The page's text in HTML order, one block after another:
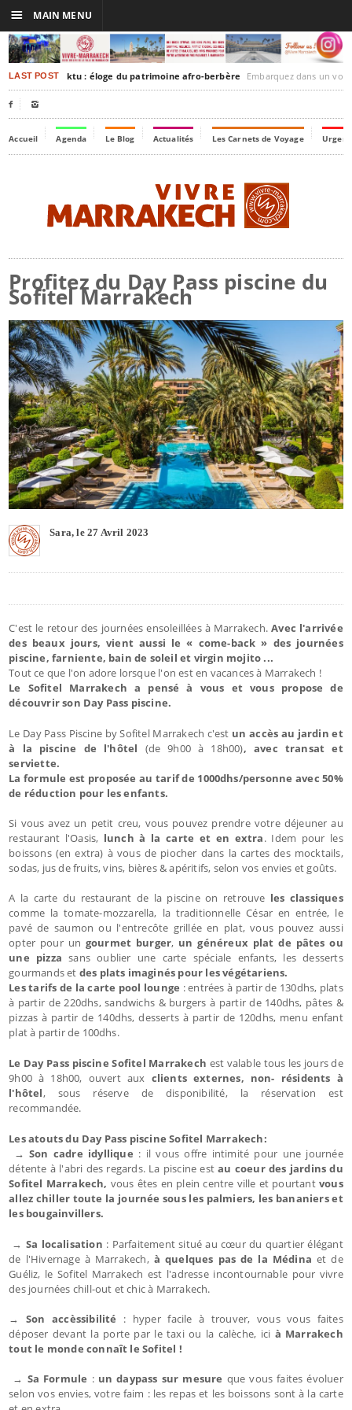
LAST POSTTimbuktu : éloge du patrimoine afro-berbère Embarquez dans un voyage culturel dans le
 
Accueil Agenda Le Blog Actualités Les Carnets de Voyage
Profitez du Day Pass piscine du
Sofitel Marrakech
Sara, le 27 Avril 2023
C'est le retour des journées ensoleillées à Marrakech.Avec l'arrivée
des beaux jours, vient aussi le « come-back » des journées
piscine, farniente, bain de soleil et virgin mojito ...
Tout ce que l'on adore lorsque l'on est en vacances à Marrakech !
Le Sofitel Marrakech a pensé à vous et vous propose de
découvrir son Day Pass piscine.
Le Day Pass Piscine by Sofitel Marrakech c'est un accès au jardin et
à la piscine de l'hôtel (de 9h00 à 18h00), avec transat et
serviette.
La formule est proposée au tarif de 1000dhs/personne avec 50%
de réduction pour les enfants.
Si vous avez un petit creu, vous pouvez prendre votre déjeuner au
restaurant l'Oasis, lunch à la carte et en extra. Idem pour les
boissons (en extra) à vous de piocher dans la cartes des mocktails,
sodas, jus de fruits, vins, bières & apéritifs, selon vos envies et goûts.
A la carte du restaurant de la piscine on retrouve les classiques
comme la tomate-mozzarella, la traditionnelle César en entrée, le
pavé de saumon ou l'entrecôte grillée en plat, vous pouvez aussi
opter pour un gourmet burger, un généreux plat de pâtes ou
une pizza sans oublier une carte spéciale enfants, les desserts
gourmands et des plats imaginés pour les végétariens.
Les tarifs de la carte pool lounge : entrées à partir de 130dhs, plats
à partir de 220dhs, sandwichs & burgers à partir de 140dhs, pâtes &
pizzas à partir de 140dhs, desserts à partir de 120dhs, menu enfant
plat à partir de 100dhs.
Le Day Pass piscine Sofitel Marrakech est valable tous les jours de
9h00 à 18h00, ouvert aux clients externes, non- résidents à
l'hôtel, sous réserve de disponibilité, la réservation est
recommandée.
Les atouts du Day Pass piscine Sofitel Marrakech:
→ Son cadre idyllique : il vous offre intimité pour une journée
détente à l'abri des regards. La piscine estau coeur des jardins du
Sofitel Marrakech, vous êtes en plein centre ville et pourtantvous
allez chiller toute la journée sous les palmiers, les bananiers et
les bougainvillers.
→ Sa localisation : Parfaitement situé au cœur du quartier élégant
de l'Hivernage à Marrakech, à quelques pas de la Médina et de
Guéliz, le Sofitel Marrakech est l'adresse incontournable pour vivre
des journées chill-out et chic à Marrakech.
→ Son accèssibilité : hyper facile à trouver, vous vous faites
déposer devant la porte par le taxi ou la calèche, ici à Marrakech
tout le monde connaît le Sofitel !
→ Sa Formule : un daypass sur mesure que vous faites évoluer
selon vos envies, votre faim : les repas et les boissons sont à la carte
☰ MAIN MENU